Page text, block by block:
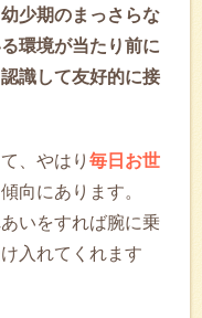
少期のまっさらな
環境が当たり前に
識して友好的に接
、やはり 毎日お世
向にあります。
いをすれば腕に乗
入れてくれます